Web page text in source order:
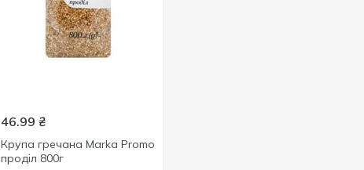
46.99 ₴
Крупа гречана Marka Promo
проділ 800г